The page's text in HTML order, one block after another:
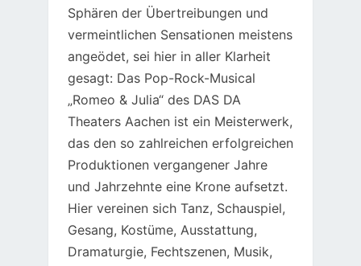
Sphären der Übertreibungen und
vermeintlichen Sensationen meistens
angeödet, sei hier in aller Klarheit
gesagt: Das Pop-Rock-Musical
„Romeo & Julia“ des DAS DA
Theaters Aachen ist ein Meisterwerk,
das den so zahlreichen erfolgreichen
Produktionen vergangener Jahre
und Jahrzehnte eine Krone aufsetzt.
Hier vereinen sich Tanz, Schauspiel,
Gesang, Kostüme, Ausstattung,
Dramaturgie, Fechtszenen, Musik,